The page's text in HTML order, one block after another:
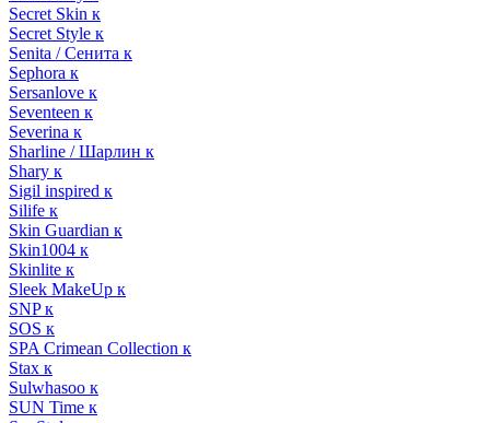
Secret Skin к
Secret Style к
Senita / Сенита к
Sephora к
Sersanlove к
Seventeen к
Severina к
Sharline / Шарлин к
Shary к
Sigil inspired к
Silife к
Skin Guardian к
Skin1004 к
Skinlite к
Sleek MakeUp к
SNP к
SOS к
SPA Crimean Collection к
Stax к
Sulwhasoo к
SUN Time к